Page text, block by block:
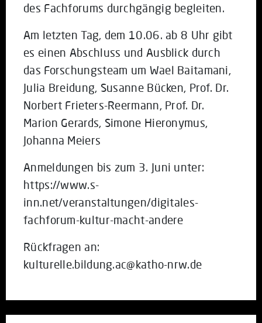
des Fachforums durchgängig begleiten.
Am letzten Tag, dem 10.06. ab 8 Uhr gibt
es einen Abschluss und Ausblick durch
das Forschungsteam um Wael Baitamani,
Julia Breidung, Susanne Bücken, Prof. Dr.
Norbert Frieters-Reermann, Prof. Dr.
Marion Gerards, Simone Hieronymus,
Johanna Meiers
Anmeldungen bis zum 3. Juni unter:
https://www.s-
inn.net/veranstaltungen/digitales-
fachforum-kultur-macht-andere
Rückfragen an:
kulturelle.bildung.ac@katho-nrw.de